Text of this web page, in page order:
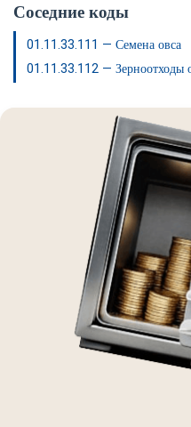
Соседние коды
01.11.33.111 — Семена овса
01.11.33.112 — Зерноотходы